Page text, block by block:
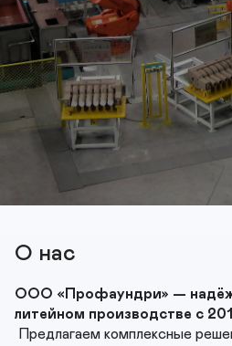
О нас
ООО «Профаундри» —
Предлагаем комплексные